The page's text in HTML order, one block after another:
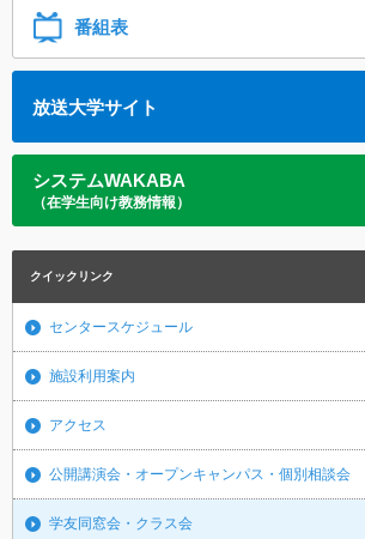
番組表
放送大学サイト
システムWAKABA
（在学生向け教務情報）
クイックリンク
センタースケジュール
施設利用案内
アクセス
公開講演会・オープンキャンパス・個別相談会
学友同窓会・クラス会